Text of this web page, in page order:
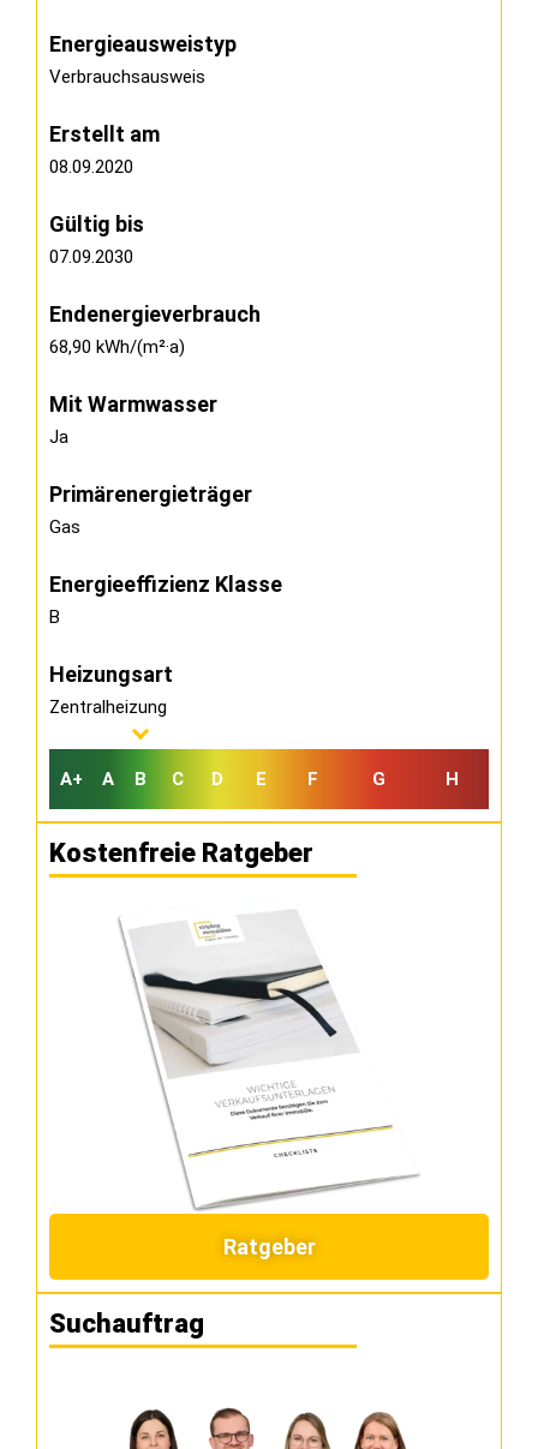
Energie­ausweistyp
Verbrauchsausweis
Erstellt am
08.09.2020
Gültig bis
07.09.2030
Endenergieverbrauch
68,90 kWh/(m²·a)
Mit Warmwasser
Ja
Primärenergieträger
Gas
Energieeffizienz Klasse
B
Heizungsart
Zentralheizung
A+ A B C D E F G H
Kostenfreie Ratgeber
Ratgeber
Suchauftrag